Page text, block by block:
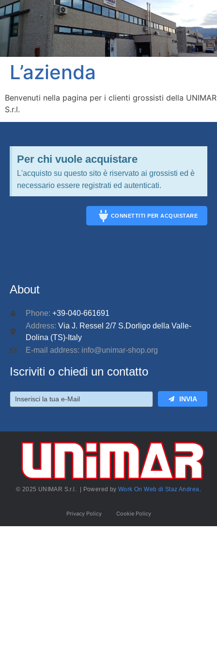
Prodotti
L’azienda
Benvenuti nella pagina per i clienti grossisti della UNIMAR
S.r.l.
Per chi vuole acquistare
L'acquisto su questo sito è riservato ai grossisti ed è
necessario essere registrati ed autenticati.
CONNETTITI PER ACQUISTARE
About
Phone: +39-040-661691
Address: Via J. Ressel 2/7 S.Dorligo della Valle-
Dolina (TS)-Italy
E-mail address: info@unimar-shop.org
Iscriviti o chiedi un contatto
INVIA
© 2025 UNIMAR S.r.l. | Powered byWork On Web di Staz Andrea.
Privacy Policy Cookie Policy